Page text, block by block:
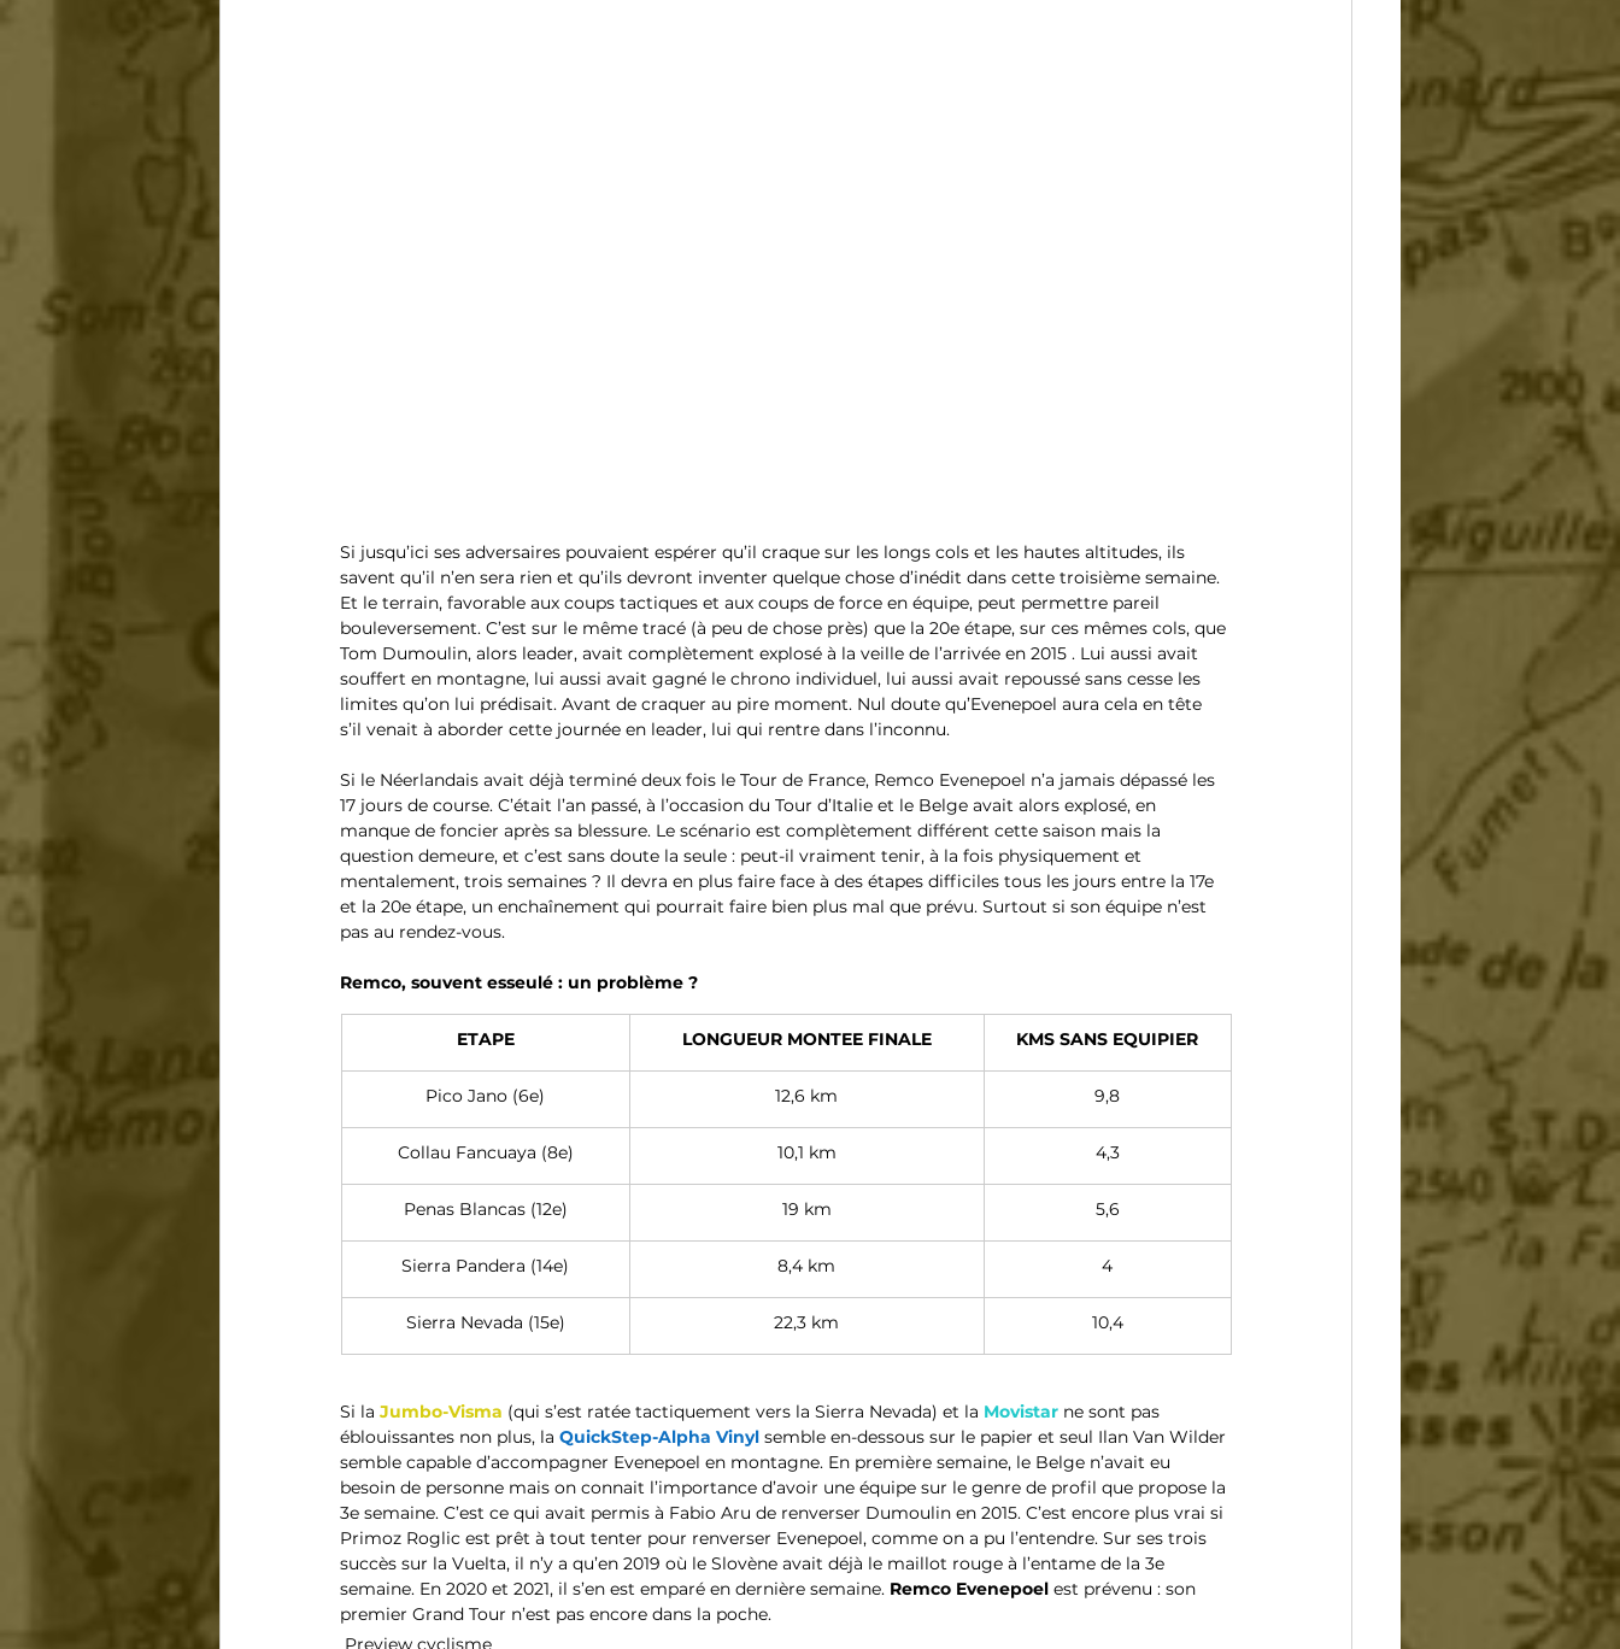
Si jusqu’ici ses adversaires pouvaient espérer qu’il craque sur les longs cols et les hautes altitudes, ils
savent qu’il n’en sera rien et qu’ils devront inventer quelque chose d’inédit dans cette troisième semaine.
Et le terrain, favorable aux coups tactiques et aux coups de force en équipe, peut permettre pareil
bouleversement. C’est sur le même tracé (à peu de chose près) que la 20e étape, sur ces mêmes cols, que
Tom Dumoulin, alors leader, avait complètement explosé à la veille de l’arrivée en 2015 . Lui aussi avait
souffert en montagne, lui aussi avait gagné le chrono individuel, lui aussi avait repoussé sans cesse les
limites qu’on lui prédisait. Avant de craquer au pire moment. Nul doute qu’Evenepoel aura cela en tête
s’il venait à aborder cette journée en leader, lui qui rentre dans l’inconnu.
Si le Néerlandais avait déjà terminé deux fois le Tour de France, Remco Evenepoel n’a jamais dépassé les
17 jours de course. C’était l’an passé, à l’occasion du Tour d’Italie et le Belge avait alors explosé, en
manque de foncier après sa blessure. Le scénario est complètement différent cette saison mais la
question demeure, et c’est sans doute la seule : peut-il vraiment tenir, à la fois physiquement et
mentalement, trois semaines ? Il devra en plus faire face à des étapes difficiles tous les jours entre la 17e
et la 20e étape, un enchaînement qui pourrait faire bien plus mal que prévu. Surtout si son équipe n’est
pas au rendez-vous.
Remco, souvent esseulé : un problème ?
ETAPE LONGUEUR MONTEE FINALE KMS SANS EQUIPIER
Pico Jano (6e) 12,6 km 9,8
Collau Fancuaya (8e) 10,1 km 4,3
Penas Blancas (12e) 19 km 5,6
Sierra Pandera (14e) 8,4 km 4
Sierra Nevada (15e) 22,3 km 10,4
Si la Jumbo-Visma (qui s’est ratée tactiquement vers la Sierra Nevada) et la Movistar ne sont pas
éblouissantes non plus, la QuickStep-Alpha Vinyl semble en-dessous sur le papier et seul Ilan Van Wilder
semble capable d’accompagner Evenepoel en montagne. En première semaine, le Belge n’avait eu
besoin de personne mais on connait l’importance d’avoir une équipe sur le genre de profil que propose la
3e semaine. C’est ce qui avait permis à Fabio Aru de renverser Dumoulin en 2015. C’est encore plus vrai si
Primoz Roglic est prêt à tout tenter pour renverser Evenepoel, comme on a pu l’entendre. Sur ses trois
succès sur la Vuelta, il n’y a qu’en 2019 où le Slovène avait déjà le maillot rouge à l’entame de la 3e
semaine. En 2020 et 2021, il s’en est emparé en dernière semaine. Remco Evenepoel est prévenu : son
premier Grand Tour n’est pas encore dans la poche.
Preview cyclisme